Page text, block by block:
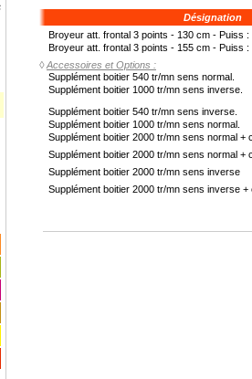
Désignation
Broyeur att. frontal 3 points - 130 cm - Puiss :
Broyeur att. frontal 3 points - 155 cm - Puiss
◊Accessoires et Options :
Supplément boitier 540 tr/mn sens normal.
Supplément boitier 1000 tr/mn sens inverse.
Supplément boitier 540 tr/mn sens inverse.
Supplément boitier 1000 tr/mn sens normal.
Supplément boitier 2000 tr/mn sens normal +
Supplément boitier 2000 tr/mn sens normal +
Supplément boitier 2000 tr/mn sens inverse
Supplément boitier 2000 tr/mn sens inverse +